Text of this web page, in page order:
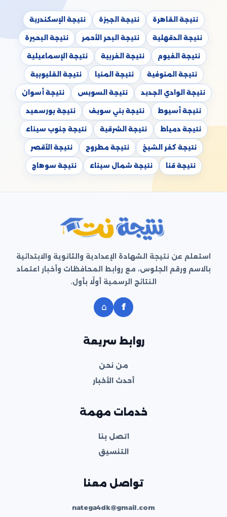
نتيجة القاهرة نتيجة الجيزة نتيجة الإسكندرية
نتيجة الدقهلية نتيجة البحر الأحمر نتيجة البحيرة
نتيجة الفيوم نتيجة الغربية نتيجة الإسماعيلية
نتيجة المنوفية نتيجة المنيا نتيجة القليوبية
نتيجة الوادي الجديد نتيجة السويس نتيجة أسوان
نتيجة أسيوط نتيجة بني سويف نتيجة بورسعيد
نتيجة دمياط نتيجة الشرقية نتيجة جنوب سيناء
نتيجة كفر الشيخ نتيجة مطروح نتيجة الأقصر
نتيجة قنا نتيجة شمال سيناء نتيجة سوهاج
استعلم عن نتيجة الشهادة الإعدادية والثانوية والابتدائية
بالاسم ورقم الجلوس، مع روابط المحافظات وأخبار اعتماد
النتائج الرسمية أولًا بأول.
f
⌂
روابط سريعة
من نحن
أحدث الأخبار
خدمات مهمة
اتصل بنا
التنسيق
تواصل معنا
natega4dk@gmail.com